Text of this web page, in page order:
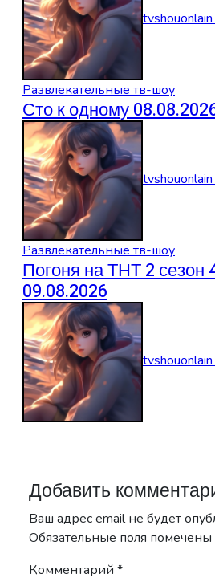
tvshouonlain
Развлекательные тв-шоу
Сто к одному
tvshouonlain
Развлекательные тв-шоу
Погоня на ТНТ 2 сезон
09.08.2026
tvshouonlain
Добавить
Ваш адрес email не будет
Обязательные поля помечены
Комментарий *